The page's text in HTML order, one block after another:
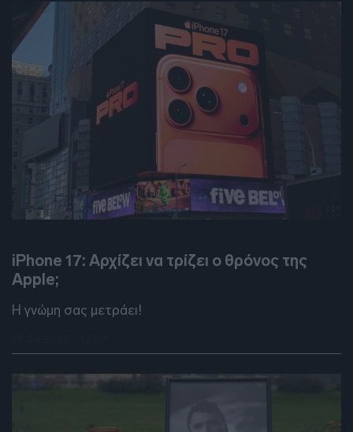
iPhone 17: Αρχίζει να τρίζει ο θρόνος της
Apple;
Η γνώμη σας μετράει!